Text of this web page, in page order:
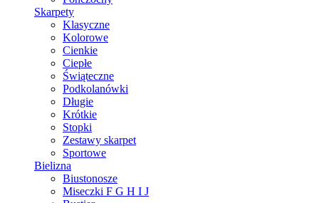
Skarpety
Klasyczne
Kolorowe
Cienkie
Ciepłe
Świąteczne
Podkolanówki
Długie
Krótkie
Stopki
Zestawy skarpet
Sportowe
Bielizna
Biustonosze
Miseczki F G H I J